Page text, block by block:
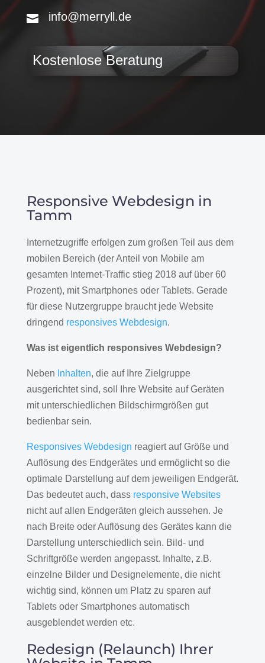
info@merryll.de
Kostenlose Beratung
Responsive Webdesign in
Tamm
Internetzugriffe erfolgen zum großen Teil aus dem
mobilen Bereich (der Anteil von Mobile am
gesamten Internet-Traffic stieg 2018 auf über 60
Prozent), mit Smartphones oder Tablets. Gerade
für diese Nutzergruppe braucht jede Website
dringend responsives Webdesign.
Was ist eigentlich responsives Webdesign?
Neben Inhalten, die auf Ihre Zielgruppe
ausgerichtet sind, soll Ihre Website auf Geräten
mit unterschiedlichen Bildschirmgrößen gut
bedienbar sein.
Responsives Webdesign reagiert auf Größe und
Auflösung des Endgerätes und ermöglicht so die
optimale Darstellung auf dem jeweiligen Endgerät.
Das bedeutet auch, dass responsive Websites
nicht auf allen Endgeräten gleich aussehen. Je
nach Breite oder Auflösung des Gerätes kann die
Darstellung unterschiedlich sein. Bild- und
Schriftgröße werden angepasst. Inhalte, z.B.
einzelne Bilder und Designelemente, die nicht
wichtig sind, können um Platz zu sparen auf
Tablets oder Smartphones automatisch
ausgeblendet werden etc.
Redesign (Relaunch) Ihrer